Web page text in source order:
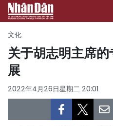
政治
经济
文化
关于胡志明主席
展
2022年4月26日星期二 20:01